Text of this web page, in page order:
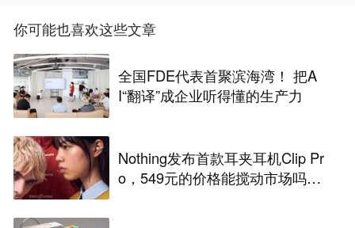
你可能也喜欢这些文章
全国FDE代表首聚滨海湾！ 把A
I“翻译”成企业听得懂的生产力
Nothing发布首款耳夹耳机Clip Pr
o，549元的价格能搅动市场吗？